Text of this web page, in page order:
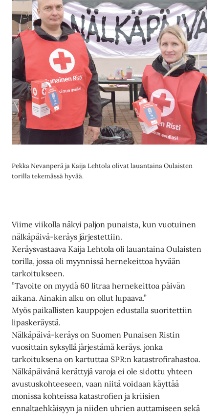
Pekka Nevanperä ja Kaija Lehtola olivat lauantaina Oulaisten
torilla tekemässä hyvää.
Viime viikolla näkyi paljon punaista, kun vuotuinen
nälkäpäivä-keräys järjestettiin.
Keräysvastaava Kaija Lehtola oli lauantaina Oulaisten
torilla, jossa oli myynnissä hernekeittoa hyvään
tarkoitukseen.
”Tavoite on myydä 60 litraa hernekeittoa päivän
aikana. Ainakin alku on ollut lupaava.”
Myös paikallisten kauppojen edustalla suoritettiin
lipaskeräystä.
Nälkäpäivä-keräys on Suomen Punaisen Ristin
vuosittain syksyllä järjestämä keräys, jonka
tarkoituksena on kartuttaa SPR:n katastrofirahastoa.
Nälkäpäivänä kerättyjä varoja ei ole sidottu yhteen
avustuskohteeseen, vaan niitä voidaan käyttää
monissa kohteissa katastrofien ja kriisien
ennaltaehkäisyyn ja niiden uhrien auttamiseen sekä